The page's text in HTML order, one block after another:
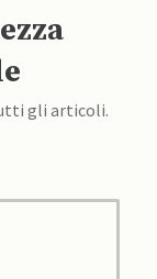
gli articoli.